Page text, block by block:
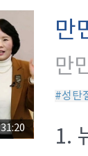
31:20
만
만
#성탄
1.